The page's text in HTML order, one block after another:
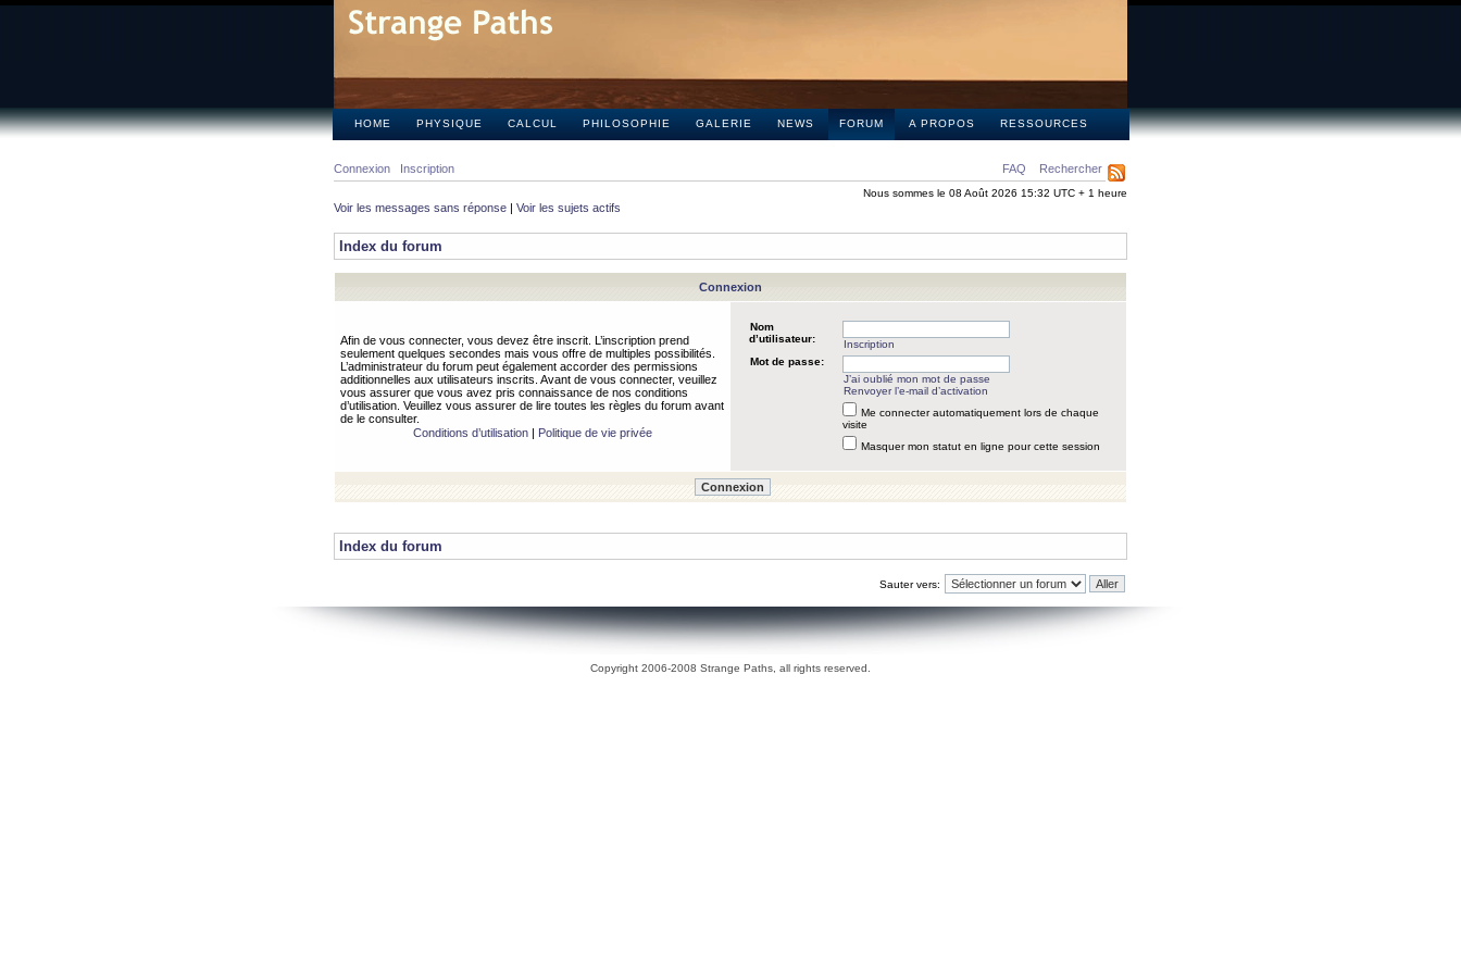
HOME PHYSIQUE CALCUL PHILOSOPHIE GALERIE NEWS FORUM A PROPOS RESSOURCES
FAQ Rechercher
Connexion Inscription
Nous sommes le 08 Août 2026 15:32 UTC + 1 heure
Voir les messages sans réponse | Voir les sujets actifs
Index du forum
Connexion
Afin de vous connecter, vous devez être inscrit. L’inscription prend
seulement quelques secondes mais vous offre de multiples possibilités.
L’administrateur du forum peut également accorder des permissions
additionnelles aux utilisateurs inscrits. Avant de vous connecter, veuillez
vous assurer que vous avez pris connaissance de nos conditions
d’utilisation. Veuillez vous assurer de lire toutes les règles du forum avant
de le consulter.
Conditions d’utilisation| Politique de vie privée
Nom
d’utilisateur:
Inscription
Mot de passe:
J’ai oublié mon mot de passe
Renvoyer l’e-mail d’activation
Me connecter automatiquement lors de chaque
visite
Masquer mon statut en ligne pour cette session
Index du forum
Sauter vers:
Copyright 2006-2008 Strange Paths, all rights reserved.